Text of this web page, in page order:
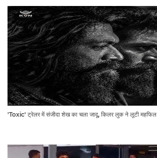
'Toxic' ट्रेलर में संजीदा शेख का चला जादू, किलर लुक ने लूटी महफिल